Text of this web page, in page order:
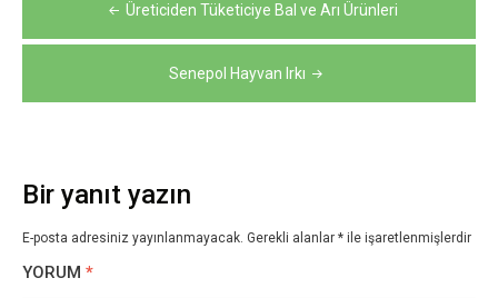
gezinmesi
Üreticiden Tüketiciye Bal ve Arı Ürünleri
Senepol Hayvan Irkı
Bir yanıt yazın
E-posta adresiniz yayınlanmayacak. Gerekli alanlar * ile işaretlenmişlerdir
YORUM *